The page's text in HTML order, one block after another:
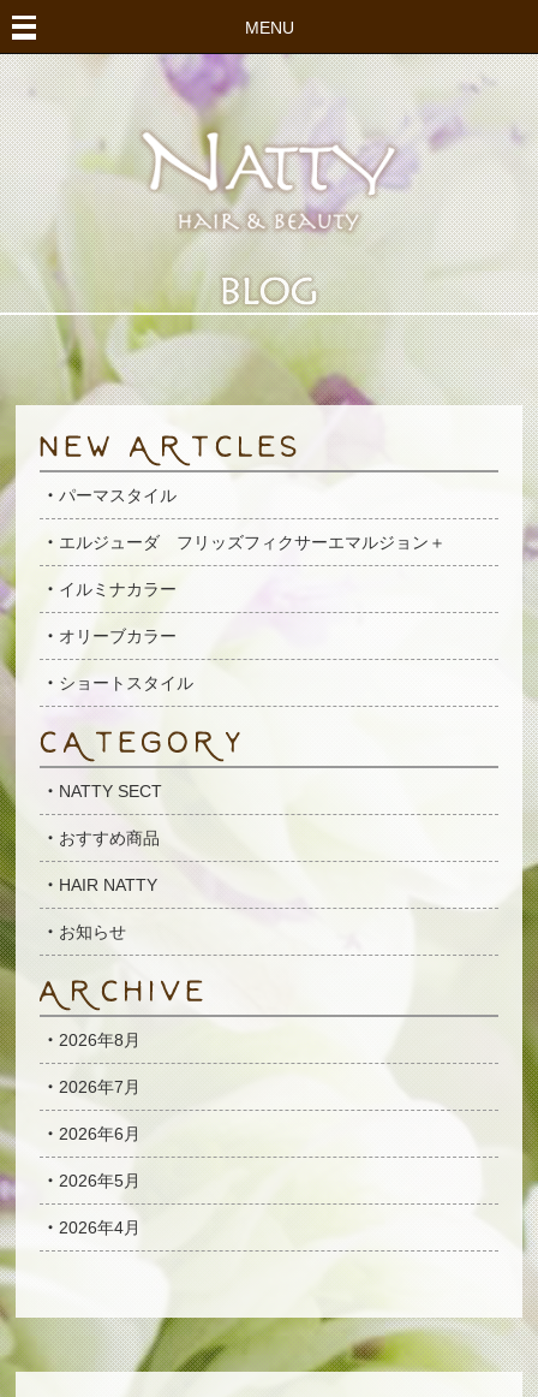
MENU
パーマスタイル
エルジューダ フリッズフィクサーエマルジョン＋
イルミナカラー
オリーブカラー
ショートスタイル
NATTY SECT
おすすめ商品
HAIR NATTY
お知らせ
2026年8月
2026年7月
2026年6月
2026年5月
2026年4月